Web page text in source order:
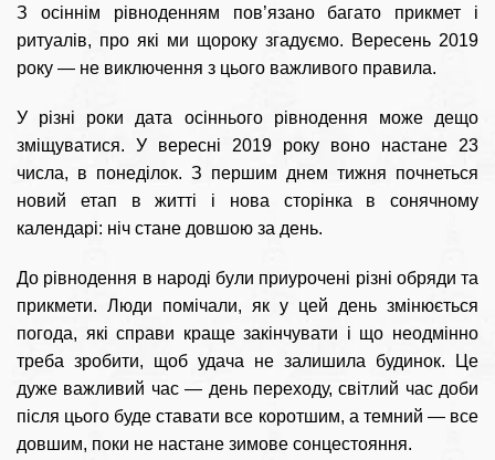
З осіннім рівноденням пов’язано багато прикмет і
ритуалів, про які ми щороку згадуємо. Вересень 2019
року — не виключення з цього важливого правила.
У різні роки дата осіннього рівнодення може дещо
зміщуватися. У вересні 2019 року воно настане 23
числа, в понеділок. З першим днем тижня почнеться
новий етап в житті і нова сторінка в сонячному
календарі: ніч стане довшою за день.
До рівнодення в народі були приурочені різні обряди та
прикмети. Люди помічали, як у цей день змінюється
погода, які справи краще закінчувати і що неодмінно
треба зробити, щоб удача не залишила будинок. Це
дуже важливий час — день переходу, світлий час доби
після цього буде ставати все коротшим, а темний — все
довшим, поки не настане зимове сонцестояння.